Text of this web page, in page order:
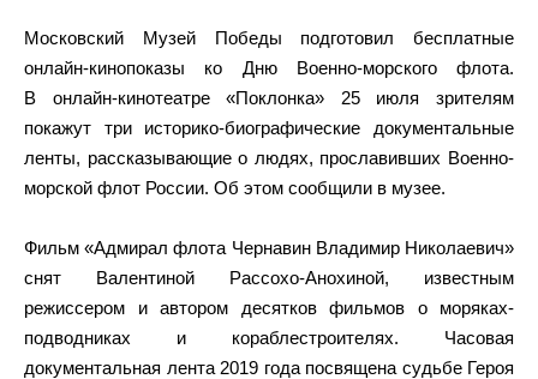
Московский Музей Победы подготовил бесплатные
онлайн-кинопоказы ко Дню Военно-морского флота.
В онлайн-кинотеатре «Поклонка» 25 июля зрителям
покажут три историко-биографические документальные
ленты, рассказывающие о людях, прославивших Военно-
морской флот России. Об этом сообщили в музее.
Фильм «Адмирал флота Чернавин Владимир Николаевич»
снят Валентиной Рассохо-Анохиной, известным
режиссером и автором десятков фильмов о моряках-
подводниках и кораблестроителях. Часовая
документальная лента 2019 года посвящена судьбе Героя